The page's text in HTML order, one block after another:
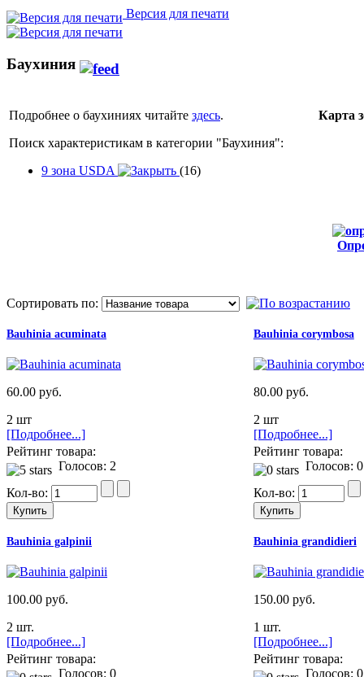
Версия для печати
Баухиния
Подробнее о баухиниях читайте здесь.
Поиск характеристикам в категории "Баухиния":
9 зона USDA
(16)
Карта
Сортировать по:
Bauhinia acuminata
60.00 руб.
2 шт
[Подробнее...]
Рейтинг товара:
Голосов: 2
Кол-во:
Bauhinia corymbosa
80.00 руб.
2 шт
[Подробнее...]
Рейтинг товара:
Голосов: 0
Кол-во:
Bauhinia galpinii
100.00 руб.
2 шт.
[Подробнее...]
Рейтинг товара:
Голосов: 0
Bauhinia grandidieri
150.00 руб.
1 шт.
[Подробнее...]
Рейтинг товара:
Голосов: 0